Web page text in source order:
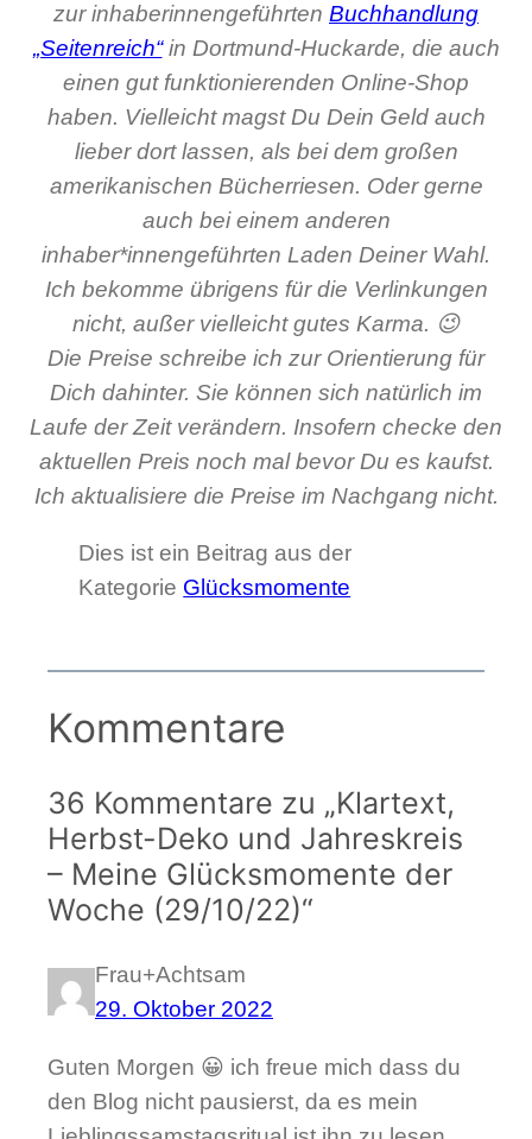
zur inhaberinnengeführten Buchhandlung
„Seitenreich“in Dortmund-Huckarde, die auch
einen gut funktionierenden Online-Shop
haben. Vielleicht magst Du Dein Geld auch
lieber dort lassen, als bei dem großen
amerikanischen Bücherriesen. Oder gerne
auch bei einem anderen
inhaber*innengeführten Laden Deiner Wahl.
Ich bekomme übrigens für die Verlinkungen
nicht, außer vielleicht gutes Karma. 😉
Die Preise schreibe ich zur Orientierung für
Dich dahinter. Sie können sich natürlich im
Laufe der Zeit verändern. Insofern checke den
aktuellen Preis noch mal bevor Du es kaufst.
Ich aktualisiere die Preise im Nachgang nicht.
Dies ist ein Beitrag aus der
Kategorie Glücksmomente
Kommentare
36 Kommentare zu „Klartext,
Herbst-Deko und Jahreskreis
– Meine Glücksmomente der
Woche (29/10/22)“
Frau+Achtsam
29. Oktober 2022
Guten Morgen 😀 ich freue mich dass du
den Blog nicht pausierst, da es mein